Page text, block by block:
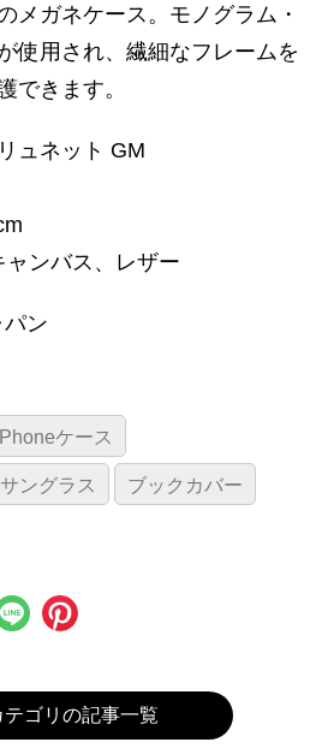
メガネケース。モノグラム・
使用され、繊細なフレームを
できます。
ュネット GM
ンバス、レザー
ン
ケース
サングラス ブックカバー
テゴリの記事一覧